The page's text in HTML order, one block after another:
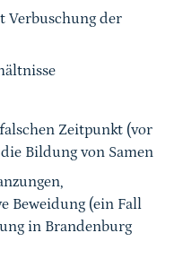
Verbuschung der
Zeitpunkt (vor
Bildung von Samen
Beweidung (ein Fall
in Brandenburg